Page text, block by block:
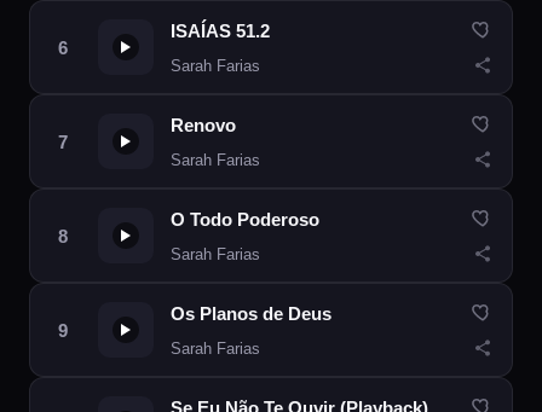
ISAÍAS 51.2
Sarah Farias
Renovo
Sarah Farias
O Todo Poderoso
Sarah Farias
Os Planos de Deus
Sarah Farias
Se Eu Não Te Ouvir (Playback)